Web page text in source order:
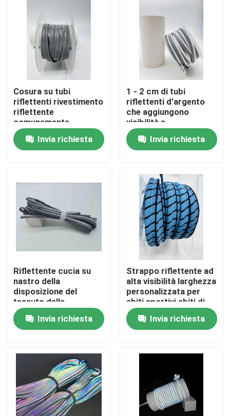
Casa
Prodotti
Chi siamo
Fatory Tour
Contattaci
notizie
Richiedere un preventivo
tessuto riflettente
Cosura su tubi
riflettenti rivestimento
riflettente
comunemente
utilizzato in varie
applicazioniInvia richiesta
1 - 2 cm di tubi
riflettenti d'argento
che aggiungono
visibilità e
caratteristiche di
sicurezza agli
indumenti
Invia richiesta
Riflettente cucia su
nastro della
disposizione del
tessuto della
sicurezza per
abbigliamento Xeno
olografico al neon
Invia richiesta
Strappo riflettente ad
alta visibilità larghezza
personalizzata per
abiti sportivi abiti di
sicurezza
Invia richiesta